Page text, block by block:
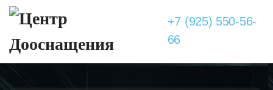
+7 (925) 550-56-
66